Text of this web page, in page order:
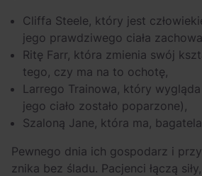
Cliffa Steele, który jest
jego prawdziwego ciała
Ritę Farr, która zmienia swój
tego, czy ma na to ochotę,
Larrego Trainowa, który wygląda
jego ciało zostało poparzone),
Szaloną Jane, która ma,
Pewnego dnia ich gospodarz i
znika bez śladu. Pacjenci łączą